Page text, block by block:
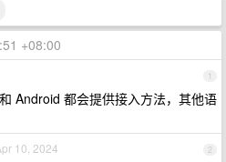
+08:00
1
Android 都会提供接入方法，其他语
2
10, 2024